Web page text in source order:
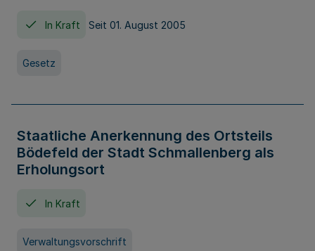
In Kraft Seit 01. August 2005
Gesetz
Staatliche Anerkennung des Ortsteils
Bödefeld der Stadt Schmallenberg als
Erholungsort
In Kraft
Verwaltungsvorschrift